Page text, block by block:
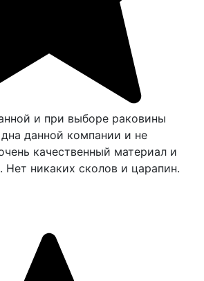
и при выборе раковины
данной компании и не
качественный материал и
Нет никаких сколов и царапин.